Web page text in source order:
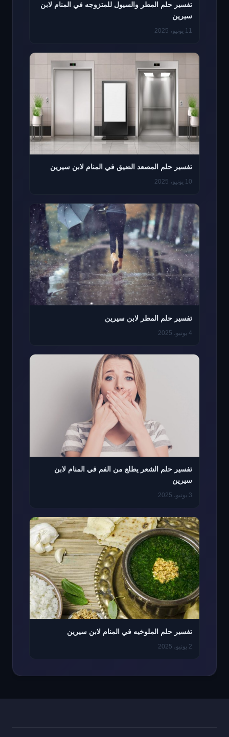
تفسير حلم المطر والسيول للمتزوجه في المنام لابن
سيرين
11 يونيو، 2025
تفسير حلم المصعد الضيق في المنام لابن سيرين
10 يونيو، 2025
تفسير حلم المطر لابن سيرين
4 يونيو، 2025
تفسير حلم الشعر يطلع من الفم في المنام لابن
سيرين
3 يونيو، 2025
تفسير حلم الملوخيه في المنام لابن سيرين
2 يونيو، 2025